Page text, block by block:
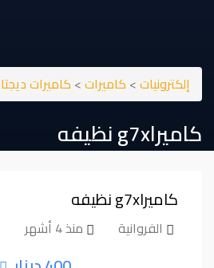
إلكترونيات> كاميرات>كاميرات
كاميرا⁦⁦g7x⁩⁩ نظيفه
كاميرا⁦⁦g7x⁩⁩ نظيفه
الفروانية منذ 4 أشهر